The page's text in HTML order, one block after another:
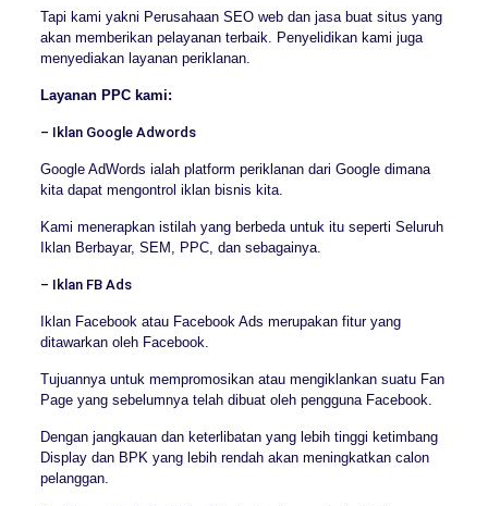
Tapi kami yakni Perusahaan SEO web dan jasa buat situs yang
akan memberikan pelayanan terbaik. Penyelidikan kami juga
menyediakan layanan periklanan.
Layanan PPC kami:
– Iklan Google Adwords
Google AdWords ialah platform periklanan dari Google dimana
kita dapat mengontrol iklan bisnis kita.
Kami menerapkan istilah yang berbeda untuk itu seperti Seluruh
Iklan Berbayar, SEM, PPC, dan sebagainya.
– Iklan FB Ads
Iklan Facebook atau Facebook Ads merupakan fitur yang
ditawarkan oleh Facebook.
Tujuannya untuk mempromosikan atau mengiklankan suatu Fan
Page yang sebelumnya telah dibuat oleh pengguna Facebook.
Dengan jangkauan dan keterlibatan yang lebih tinggi ketimbang
Display dan BPK yang lebih rendah akan meningkatkan calon
pelanggan.